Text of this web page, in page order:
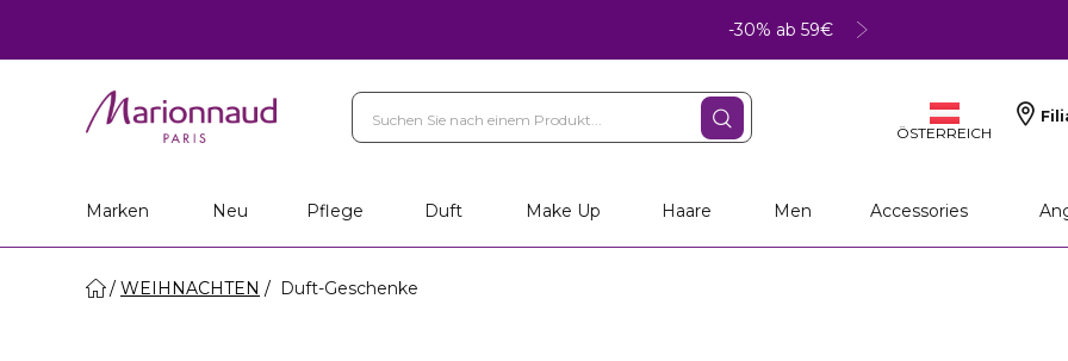
-30% ab 59€
ÖSTERREICH
Marken Neu Pflege Duft Make Up Haare Men Accessories
WEIHNACHTEN Duft-Geschenke